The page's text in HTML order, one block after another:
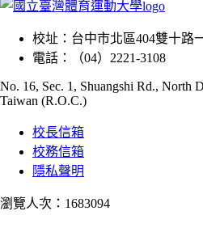
校址： 台中市北區404雙十路
電話：
（04）2221-3108
No. 16, Sec. 1, Shuangshi Rd., North
Taiwan (R.O.C.)
校長信箱
校務信箱
隱私聲明
瀏覽人次：1683094